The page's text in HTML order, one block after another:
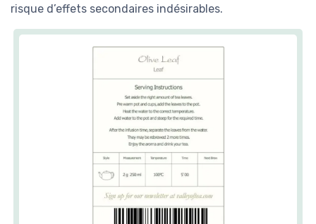
risque d’effets secondaires indésirables.